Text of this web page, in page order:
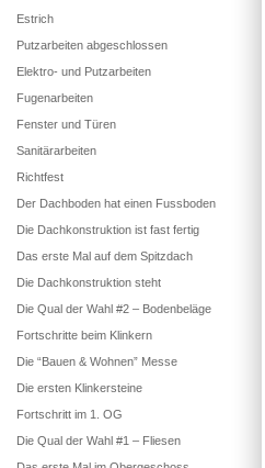
Estrich
Putzarbeiten abgeschlossen
Elektro- und Putzarbeiten
Fugenarbeiten
Fenster und Türen
Sanitärarbeiten
Richtfest
Der Dachboden hat einen Fussboden
Die Dachkonstruktion ist fast fertig
Das erste Mal auf dem Spitzdach
Die Dachkonstruktion steht
Die Qual der Wahl #2 – Bodenbeläge
Fortschritte beim Klinkern
Die “Bauen & Wohnen” Messe
Die ersten Klinkersteine
Fortschritt im 1. OG
Die Qual der Wahl #1 – Fliesen